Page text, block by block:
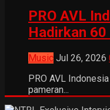
PRO AVL
Hadirkan
Music Jul 26, 2026
PRO AVL
pameran...